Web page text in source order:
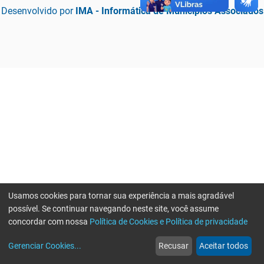
Desenvolvido por IMA - Informática de Municípios Associados
web
Notícias
more_horiz
Mais
Usamos cookies para tornar sua experiência a mais agradável
possível. Se continuar navegando neste site, você assume
concordar com nossa Política de Cookies e Política de privacidade
Gerenciar Cookies... Recusar Aceitar todos
Erro ao enviar informações, por favor tente novamente